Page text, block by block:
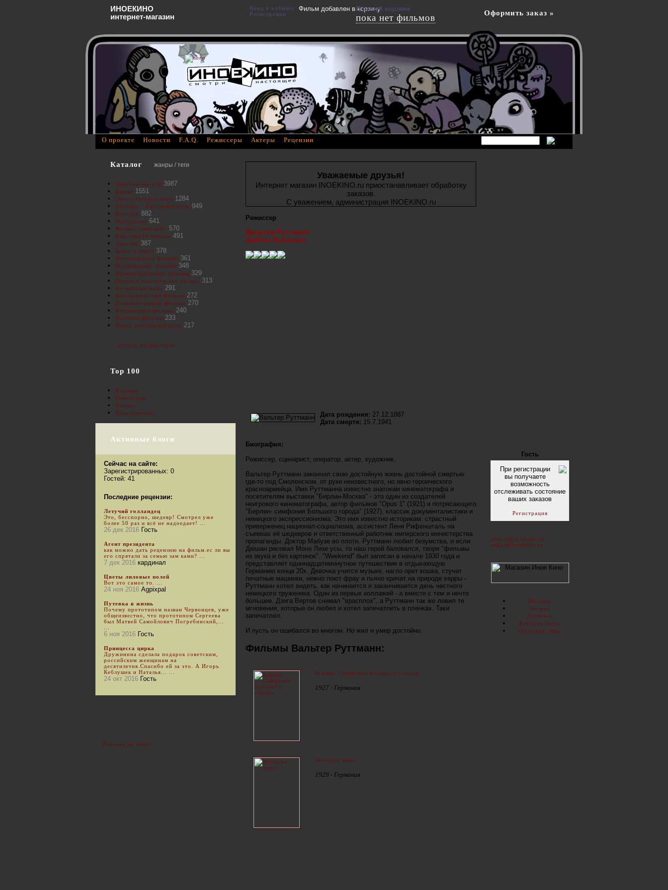
Уважаемые друзья!
Интернет магазин INOEKINO.ru приостанавливает обработку
заказов.
С уважением, администрация INOEKINO.ru
Режиссер
Вальтер Руттманн
Walther Ruttmann
Дата рождения: 27.12.1887
Дата смерти: 15.7.1941
Биография:
Режиссер, сценарист, оператор, актер, художник.
Вальтер Руттманн закончил свою достойную жизнь достойной смертью:
где-то под Смоленском, от руки неизвестного, но явно героического
красноармейца. Имя Руттманна известно знатокам кинематографа и
посетителям выставки "Берлин-Москва" - это один из создателей
неигрового кинематографа, автор фильмов "Opus 1" (1921) и потрясающего
"Берлин- симфония Большого города" (1927), классик документалистики и
немецкого экспрессионизма. Это имя известно историкам: страстный
приверженец национал-социализма, ассистент Лени Рифеншталь на
съемках её шедевров и ответственный работник имперского министерства
пропаганды. Доктор Мабузе во плоти. Руттманн любил безумства, и если
Дюшан рисовал Моне Лизе усы, то наш герой баловался, творя "фильмы
из звука и без картинок". "Weekend" был записан в начале 1930 года и
представляет одиннадцатиминутное путешествие в отдыхающую
Германию конца 20х. Девочка учится музыке, нагло орет кошка, стучат
печатные машинки, нежно поют фрау и пьяно кричат на природе херры -
Руттманн хотел видеть, как начинается и заканчивается день честного
немецкого труженика. Один из первых коллажей - а вместе с тем и нечто
большее. Дзига Вертов снимал "врасплох", а Руттманн так же ловил те
мгновения, которые он любил и хотел запечатлеть в пленках. Таки
запечатлел.
И пусть он ошибался во многом. Но жил и умер достойно.
Фильмы Вальтер Руттманн:
Берлин: Симфония большого города
1927 - Германия
Мелодия мира
1929 - Германия
Каталог жанры / теги
Зарубежные х/ф 3987
Драма 1551
Отечественное кино 1284
Артхаус - Авторское кино 949
Комедия 882
Мелодрама 641
Французское кино 570
Классика Голливуда 491
Триллер 387
Балет и танец 378
Исторические фильмы 361
Музыкальные фильмы 348
Приключенческие фильмы 329
Оперы и классическая музыка 313
Английское кино 291
Биографические фильмы 272
Документальные фильмы 270
Итальянские фильмы 240
Военные фильмы 233
Новое российское кино 217
полное облако тегов
Top 100
Фильмы
Режиссеры
Актеры
Пользователи
Активные блоги
Сейчас на сайте:
Зарегистрированных: 0
Гостей: 41
Последние рецензии:
Летучий голландец
Это, бесспорно, шедевр! Смотрел уже
более 50 раз и всё не надоедает! ...
26 дек 2016 Гость
Агент президента
как можно дать рецензию на фильм.ес ли вы
его спрятали за семью зам ками? ...
7 дек 2016 кардинал
Цветы лиловые полей
Вот это самое то. ...
24 ноя 2016 Agpixpal
Путевка в жизнь
Почему прототипом назван Червонцев, уже
общеизвестно, что прототипом Сергеева
был Матвей Самойлович Погребинский,...
6 ноя 2016 Гость
Принцесса цирка
Дружинина сделала подарок советским,
российским женщинам на
десятилетия.Спасибо ей за это. А Игорь
Кеблушек и Наталья... ...
24 окт 2016 Гость
Реклама на сайте
Гость
При регистрации
вы получаете
возможность
отслеживать состояние
ваших заказов
Регистрация
admin@inoekino.ru
zakaz@inoekino.ru
Магазин
Оплата
Доставка
Клубная карта
Обратная связь
О проекте Новости F.A.Q. Режиссеры Актеры Рецензии
Фильм добавлен в корзину
ИНОЕКИНО
интернет-магазин
Вход в кабинет
Регистрация
В вашей корзине
пока нет фильмов Оформить заказ »